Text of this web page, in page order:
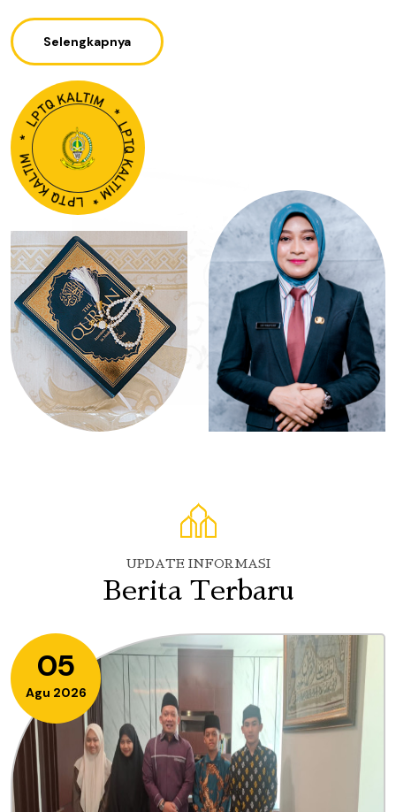
Selengkapnya
UPDATE INFORMASI
Berita Terbaru
05
Agu 2026